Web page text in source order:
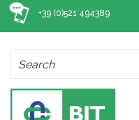
+39 (0)521 494389